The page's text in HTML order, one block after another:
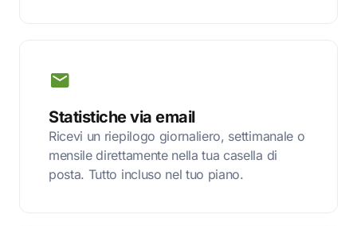
Statistiche via email
Ricevi un riepilogo giornaliero, settimanale o
mensile direttamente nella tua casella di
posta. Tutto incluso nel tuo piano.